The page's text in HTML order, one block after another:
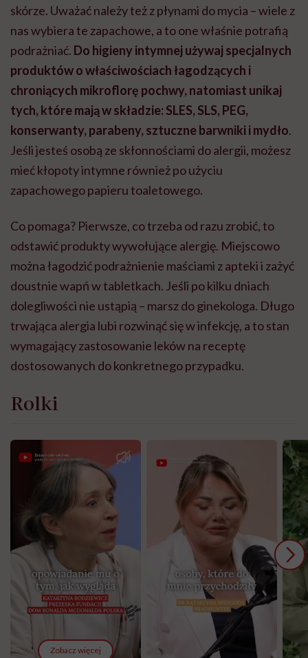
skórze. Uważać należy też z płynami do mycia – wiele z
nas wybiera te zapachowe, a to one właśnie potrafią
podrażniać. Do higieny intymnej używaj specjalnych
produktów o właściwościach łagodzących i
chroniących mikroflorę pochwy, natomiast unikaj
tych, które mają w składzie: SLES, SLS, PEG,
konserwanty, parabeny, sztuczne barwniki i mydło.
Jeśli jesteś osobą ze skłonnościami do alergii, możesz
mieć kłopoty intymne również po użyciu
zapachowego papieru toaletowego.
Co pomaga? Pierwsze, co trzeba od razu zrobić, to
odstawić produkty wywołujące alergię. Miejscowo
można łagodzić podrażnienie maściami z apteki i zażyć
doustnie wapń w tabletkach. Jeśli po kilku dniach
dolegliwości nie ustąpią – marsz do ginekologa. Długo
trwająca alergia lubi rozwinąć się w infekcję, a to stan
wymagający zastosowanie leków na receptę
dostosowanych do konkretnego przypadku.
Rolki
Zobacz więcej